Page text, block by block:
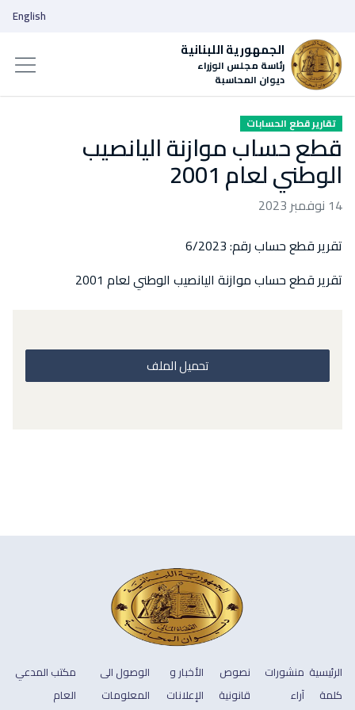
الجمهورية اللبنانية
رئاسة مجلس الوزراء
ديوان المحاسبة
English
تقارير قطع الحسابات
قطع حساب موازنة اليانصيب
الوطني لعام 2001
14 نوفمبر 2023
تقرير قطع حساب رقم: 6/2023
تقرير قطع حساب موازنة اليانصيب الوطني لعام 2001
تحميل الملف
الرئيسية
كلمة
منشورات
آراء
نصوص
قانونية
الأخبار و
الإعلانات
الوصول الى
المعلومات
مكتب المدعي
العام